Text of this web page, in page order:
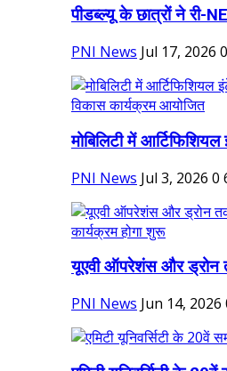
पीडब्ल्यू के छात्रों ने री-
PNI News Jul 17, 2026 0
मोबिलिटी में
PNI News Jul 3, 2026 0
यूएवी ऑपरेशंस और ड्रोन
PNI News Jun 14, 2026